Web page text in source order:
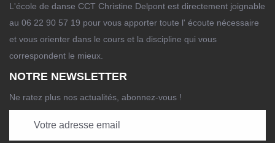
L'école de danse CCT Christine Delpont est directement joignable
au 06 22 90 57 19 pour vous apporter toute l' écoute nécessaire
et vous orienter dans le cours et la discipline qui vous
correspondent le mieux.
NOTRE NEWSLETTER
Ne ratez plus nos actualités, abonnez-vous !